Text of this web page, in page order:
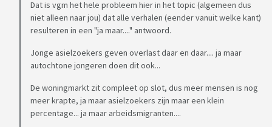
Dat is vgm het hele probleem hier in het topic (algemeen dus
niet alleen naar jou) dat alle verhalen (eender vanuit welke kant)
resulteren in een "ja maar...." antwoord.
Jonge asielzoekers geven overlast daar en daar.... ja maar
autochtone jongeren doen dit ook...
De woningmarkt zit compleet op slot, dus meer mensen is nog
meer krapte, ja maar asielzoekers zijn maar een klein
percentage... ja maar arbeidsmigranten....